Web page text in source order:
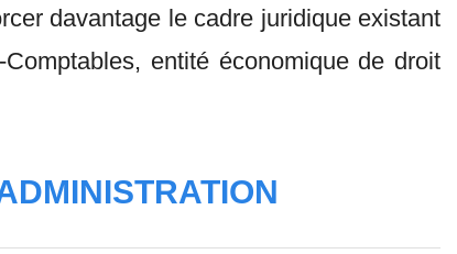
davantage le cadre juridique existant
entité économique de droit